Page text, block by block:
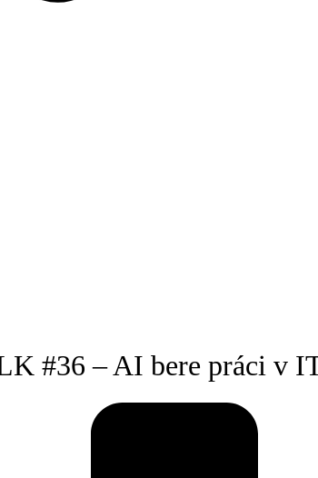
#36 – AI bere práci v